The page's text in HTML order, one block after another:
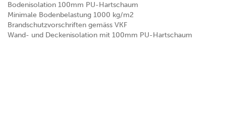
Bodenisolation 100mm PU-Hartschaum
Minimale Bodenbelastung 1000 kg/m2
Brandschutzvorschriften gemäss VKF
Wand- und Deckenisolation mit 100mm PU-Hartschaum